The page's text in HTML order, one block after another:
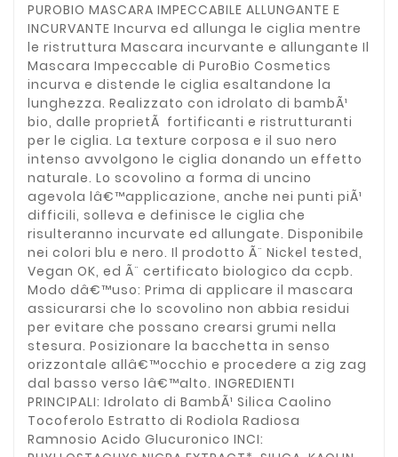
PUROBIO MASCARA IMPECCABILE ALLUNGANTE E
INCURVANTE Incurva ed allunga le ciglia mentre
le ristruttura Mascara incurvante e allungante Il
Mascara Impeccable di PuroBio Cosmetics
incurva e distende le ciglia esaltandone la
lunghezza. Realizzato con idrolato di bambÃ¹
bio, dalle proprietÃ fortificanti e ristrutturanti
per le ciglia. La texture corposa e il suo nero
intenso avvolgono le ciglia donando un effetto
naturale. Lo scovolino a forma di uncino
agevola lâ€™applicazione, anche nei punti piÃ¹
difficili, solleva e definisce le ciglia che
risulteranno incurvate ed allungate. Disponibile
nei colori blu e nero. Il prodotto Ã¨ Nickel tested,
Vegan OK, ed Ã¨ certificato biologico da ccpb.
Modo dâ€™uso: Prima di applicare il mascara
assicurarsi che lo scovolino non abbia residui
per evitare che possano crearsi grumi nella
stesura. Posizionare la bacchetta in senso
orizzontale allâ€™occhio e procedere a zig zag
dal basso verso lâ€™alto. INGREDIENTI
PRINCIPALI: Idrolato di BambÃ¹ Silica Caolino
Tocoferolo Estratto di Rodiola Radiosa
Ramnosio Acido Glucuronico INCI: